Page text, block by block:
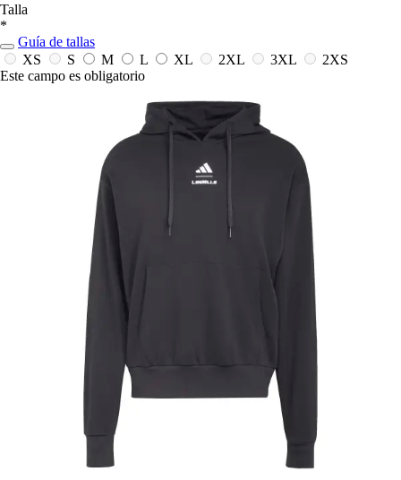
Talla
*
Guía de tallas
XS
S M L XL 2XL 3XL
2XS
Este campo es obligatorio